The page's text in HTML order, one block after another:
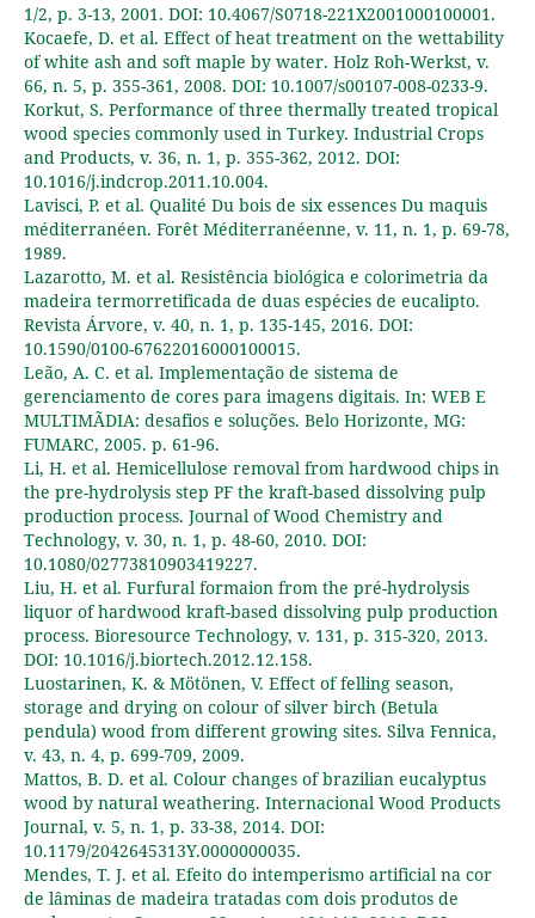
1/2, p. 3-13, 2001. DOI: 10.4067/S0718-221X2001000100001.
Kocaefe, D. et al. Effect of heat treatment on the wettability
of white ash and soft maple by water. Holz Roh-Werkst, v.
66, n. 5, p. 355-361, 2008. DOI: 10.1007/s00107-008-0233-9.
Korkut, S. Performance of three thermally treated tropical
wood species commonly used in Turkey. Industrial Crops
and Products, v. 36, n. 1, p. 355-362, 2012. DOI:
10.1016/j.indcrop.2011.10.004.
Lavisci, P. et al. Qualité Du bois de six essences Du maquis
méditerranéen. Forêt Méditerranéenne, v. 11, n. 1, p. 69-78,
1989.
Lazarotto, M. et al. Resistência biológica e colorimetria da
madeira termorretificada de duas espécies de eucalipto.
Revista Árvore, v. 40, n. 1, p. 135-145, 2016. DOI:
10.1590/0100-67622016000100015.
Leão, A. C. et al. Implementação de sistema de
gerenciamento de cores para imagens digitais. In: WEB E
MULTIMÃDIA: desafios e soluções. Belo Horizonte, MG:
FUMARC, 2005. p. 61-96.
Li, H. et al. Hemicellulose removal from hardwood chips in
the pre-hydrolysis step PF the kraft-based dissolving pulp
production process. Journal of Wood Chemistry and
Technology, v. 30, n. 1, p. 48-60, 2010. DOI:
10.1080/02773810903419227.
Liu, H. et al. Furfural formaion from the pré-hydrolysis
liquor of hardwood kraft-based dissolving pulp production
process. Bioresource Technology, v. 131, p. 315-320, 2013.
DOI: 10.1016/j.biortech.2012.12.158.
Luostarinen, K. & Mötönen, V. Effect of felling season,
storage and drying on colour of silver birch (Betula
pendula) wood from different growing sites. Silva Fennica,
v. 43, n. 4, p. 699-709, 2009.
Mattos, B. D. et al. Colour changes of brazilian eucalyptus
wood by natural weathering. Internacional Wood Products
Journal, v. 5, n. 1, p. 33-38, 2014. DOI:
10.1179/2042645313Y.0000000035.
Mendes, T. J. et al. Efeito do intemperismo artificial na cor
de lâminas de madeira tratadas com dois produtos de